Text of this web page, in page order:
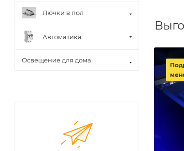
Лючки в пол
Автоматика
Освещение для дома